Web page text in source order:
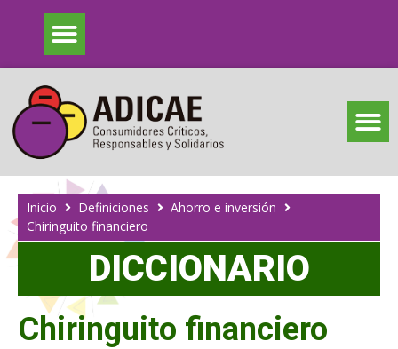
Inicio Definiciones
Ahorro e inversión
Chiringuito financiero
DICCIONARIO
Chiringuito financiero